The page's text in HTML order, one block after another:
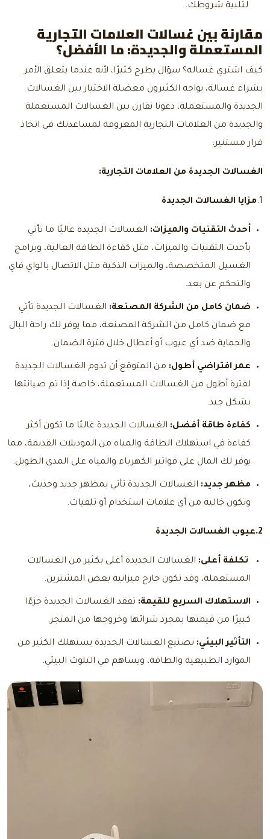
لتلبية شروطك.
مقارنة بين غسالات العلامات التجارية
المستعملة والجديدة: ما الأفضل؟
كيف اشتري غساله؟ سؤال يطرح كثيرًا، لأنه عندما يتعلق الأمر
بشراء غسالة، يواجه الكثيرون معضلة الاختيار بين الغسالات
الجديدة والمستعملة، دعونا نقارن بين الغسالات المستعملة
والجديدة من العلامات التجارية المعروفة لمساعدتك في اتخاذ
قرار مستنير:
الغسالات الجديدة من العلامات التجارية:
1. مزايا الغسالات الجديدة
أحدث التقنيات والميزات: الغسالات الجديدة غالبًا ما تأتي
بأحدث التقنيات والميزات، مثل كفاءة الطاقة العالية، وبرامج
الغسيل المتخصصة، والميزات الذكية مثل الاتصال بالواي فاي
والتحكم عن بعد.
ضمان كامل من الشركة المصنعة: الغسالات الجديدة تأتي
مع ضمان كامل من الشركة المصنعة، مما يوفر لك راحة البال
والحماية ضد أي عيوب أو أعطال خلال فترة الضمان.
عمر افتراضي أطول: من المتوقع أن تدوم الغسالات الجديدة
لفترة أطول من الغسالات المستعملة، خاصة إذا تم صيانتها
بشكل جيد.
كفاءة طاقة أفضل: الغسالات الجديدة غالبًا ما تكون أكثر
كفاءة في استهلاك الطاقة والمياه من الموديلات القديمة، مما
يوفر لك المال على فواتير الكهرباء والمياه على المدى الطويل.
مظهر جديد: الغسالات الجديدة تأتي بمظهر جديد وحديث،
وتكون خالية من أي علامات استخدام أو تلفيات.
2.عيوب الغسالات الجديدة
تكلفة أعلى: الغسالات الجديدة أغلى بكثير من الغسالات
المستعملة، وقد تكون خارج ميزانية بعض المشترين.
الاستهلاك السريع للقيمة: تفقد الغسالات الجديدة جزءًا
كبيرًا من قيمتها بمجرد شرائها وخروجها من المتجر.
التأثير البيئي: تصنيع الغسالات الجديدة يستهلك الكثير من
الموارد الطبيعية والطاقة، ويساهم في التلوث البيئي.